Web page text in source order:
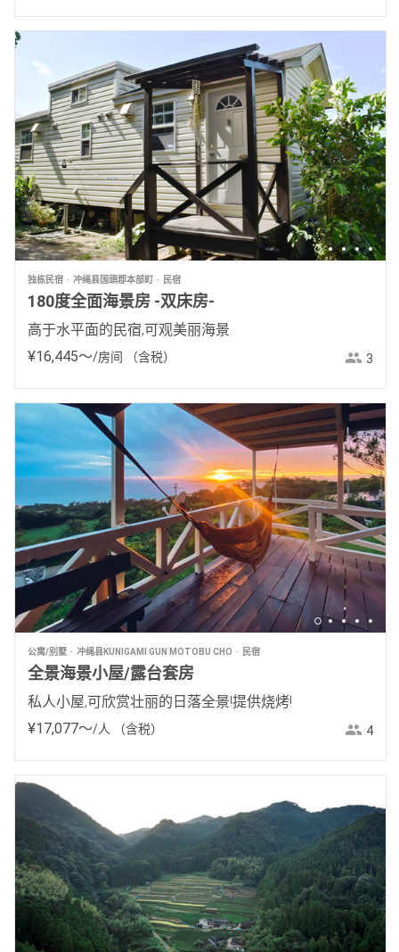
独栋民宿 冲绳县国頭郡本部町 民宿
180度全面海景房 -双床房-
高于水平面的民宿,可观美丽海景
¥16,445〜/房间 （含税） 3
公寓/别墅 冲绳县KUNIGAMI GUN MOTOBU CHO 民宿
全景海景小屋/露台套房
私人小屋,可欣赏壮丽的日落全景!提供烧烤!
¥17,077〜/人 （含税） 4